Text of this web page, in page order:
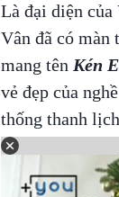
Là đại diện
Vân đã có màn
mang tên Kén
vẻ đẹp của
thống thanh